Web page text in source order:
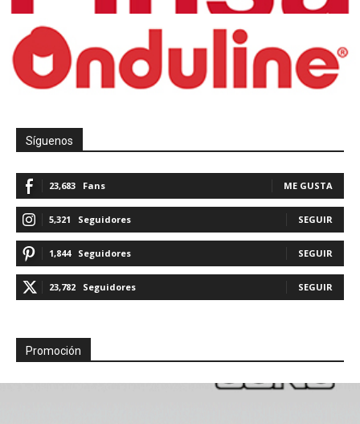
Síguenos
23,683 Fans ME GUSTA
5,321 Seguidores SEGUIR
1,844 Seguidores SEGUIR
23,782 Seguidores SEGUIR
Promoción